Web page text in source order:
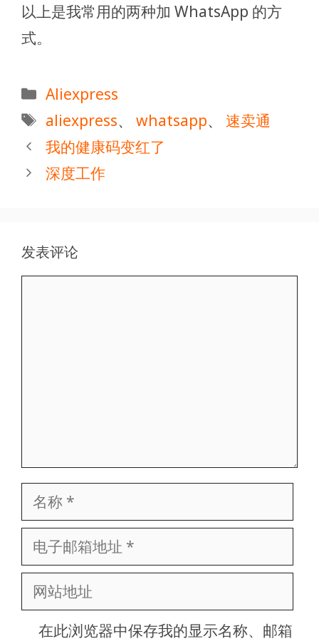
以上是我常用的两种加 WhatsApp 的方
式。
分
类
Aliexpress
标
签
aliexpress、 whatsapp、 速卖通
我的健康码变红了
深度工作
发表评论
名
称
电
子
邮
网
站
在此浏览器中保存我的显示名称、邮箱